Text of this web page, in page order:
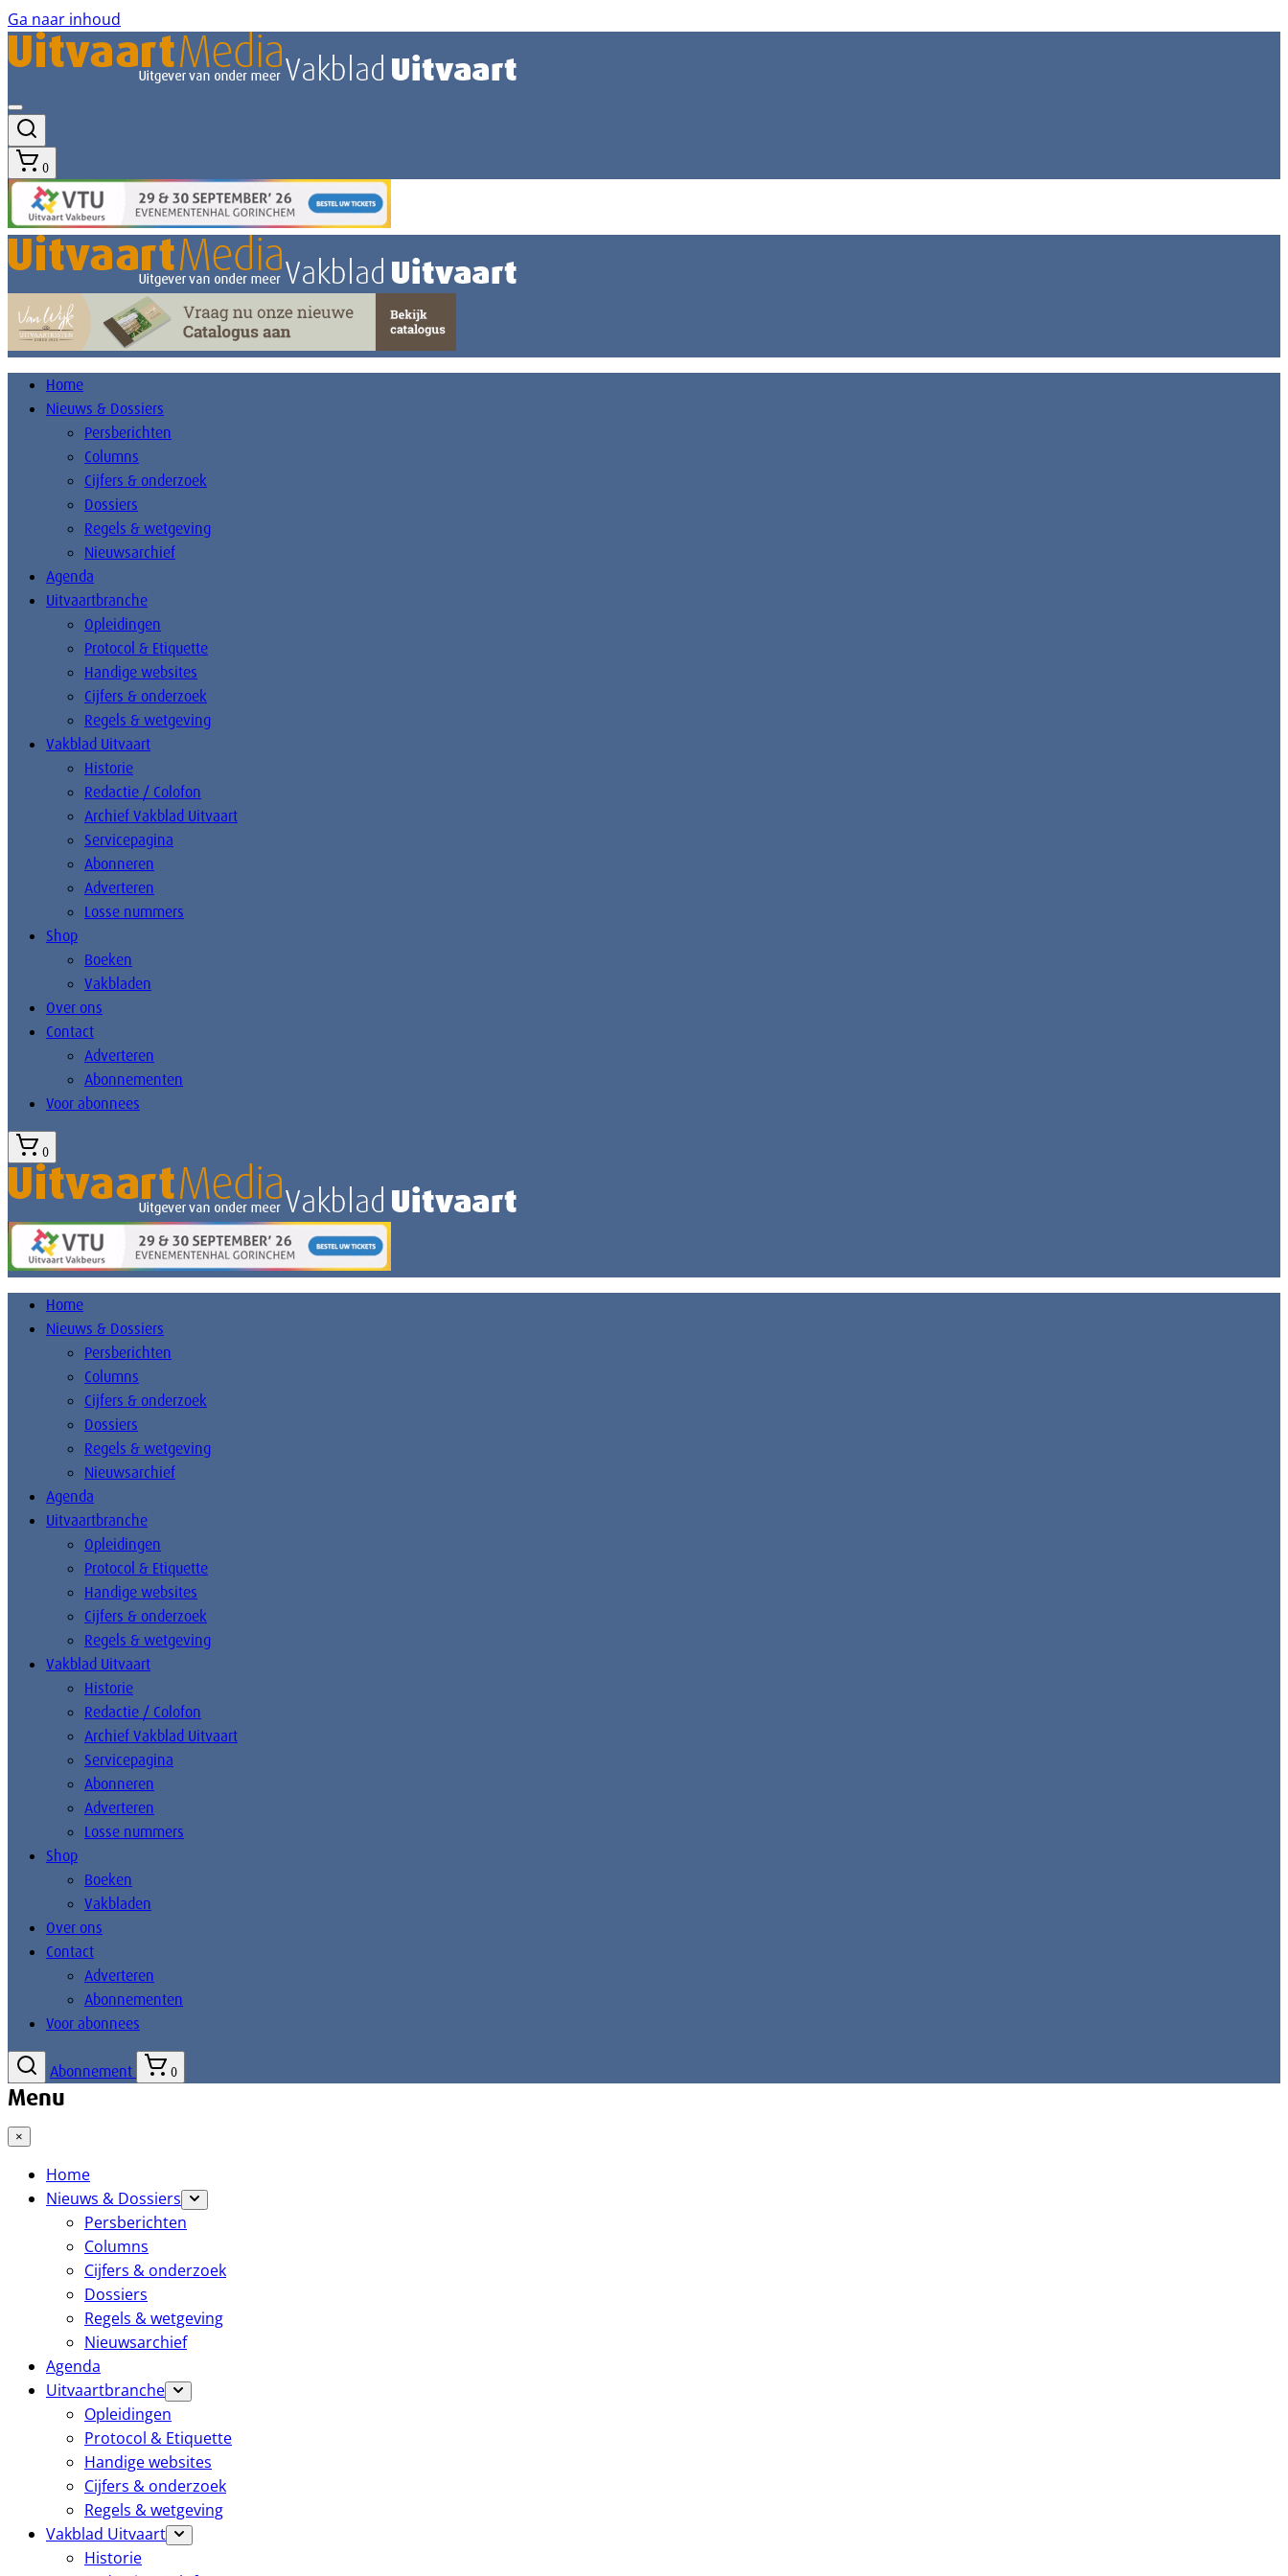
Ga naar inhoud
0
Home
Nieuws & Dossiers
Persberichten
Columns
Cijfers & onderzoek
Dossiers
Regels & wetgeving
Nieuwsarchief
Agenda
Uitvaartbranche
Opleidingen
Protocol & Etiquette
Handige websites
Cijfers & onderzoek
Regels & wetgeving
Vakblad Uitvaart
Historie
Redactie / Colofon
Archief Vakblad Uitvaart
Servicepagina
Abonneren
Adverteren
Losse nummers
Shop
Boeken
Vakbladen
Over ons
Contact
Adverteren
Abonnementen
Voor abonnees
0
Home
Nieuws & Dossiers
Persberichten
Columns
Cijfers & onderzoek
Dossiers
Regels & wetgeving
Nieuwsarchief
Agenda
Uitvaartbranche
Opleidingen
Protocol & Etiquette
Handige websites
Cijfers & onderzoek
Regels & wetgeving
Vakblad Uitvaart
Historie
Redactie / Colofon
Archief Vakblad Uitvaart
Servicepagina
Abonneren
Adverteren
Losse nummers
Shop
Boeken
Vakbladen
Over ons
Contact
Adverteren
Abonnementen
Voor abonnees
Abonnement 0
Menu
×
Home
Nieuws & Dossiers
Persberichten
Columns
Cijfers & onderzoek
Dossiers
Regels & wetgeving
Nieuwsarchief
Agenda
Uitvaartbranche
Opleidingen
Protocol & Etiquette
Handige websites
Cijfers & onderzoek
Regels & wetgeving
Vakblad Uitvaart
Historie